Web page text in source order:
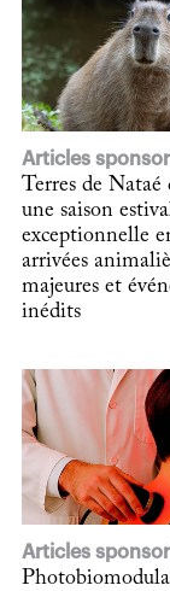
Articles
Terres de
une saison
exceptionnelle
arrivées
majeures et
inédits
Articles